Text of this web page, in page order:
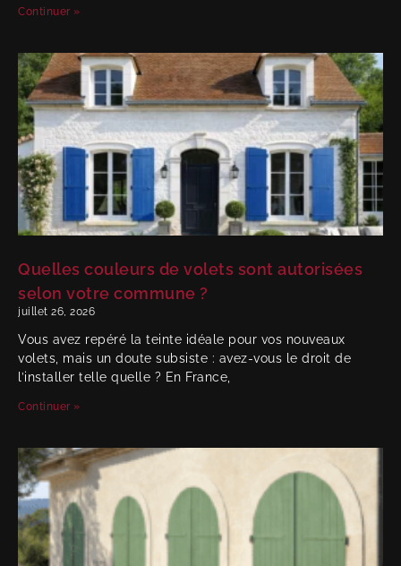
Continuer »
Quelles couleurs de volets sont autorisées
selon votre commune ?
juillet 26, 2026
Vous avez repéré la teinte idéale pour vos nouveaux
volets, mais un doute subsiste : avez-vous le droit de
l’installer telle quelle ? En France,
Continuer »